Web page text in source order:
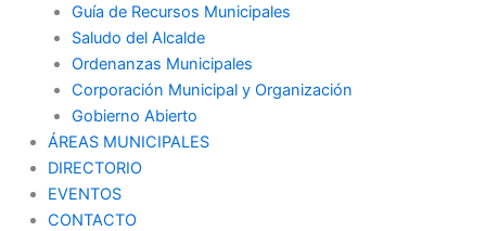
Guía de Recursos Municipales
Saludo del Alcalde
Ordenanzas Municipales
Corporación Municipal y Organización
Gobierno Abierto
ÁREAS MUNICIPALES
DIRECTORIO
EVENTOS
CONTACTO